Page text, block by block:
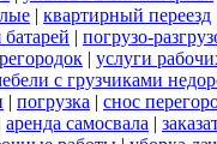
| квартирный переезд
| погрузо-
| услуги
с грузчиками
| погрузка | снос
аренда самосвала |